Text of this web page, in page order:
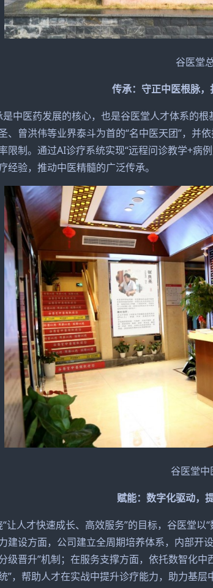
谷医堂
传承：守正中医根脉
医药发展的核心，也是谷医堂人才体系的根
、曾洪伟等业界泰斗为首的“名中医天团”，并
限制。通过AI诊疗系统实现“远程问诊教学+病
经验，推动中医精髓的广泛传承。
谷医堂中
赋能：数字化驱动，
才快速成长、高效服务”的目标，谷医堂以“
建设方面，公司建立全周期培养体系，内部开
级晋升”机制；在服务支撑方面，依托数智化
”，帮助人才在实战中提升诊疗能力，助力基层